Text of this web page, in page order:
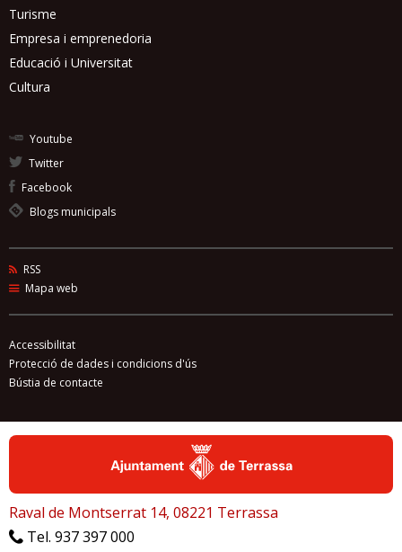
Turisme
Empresa i emprenedoria
Educació i Universitat
Cultura
Youtube
Twitter
Facebook
Blogs municipals
RSS
Mapa web
Accessibilitat
Protecció de dades i condicions d'ús
Bústia de contacte
Raval de Montserrat 14, 08221 Terrassa
Tel. 937 397 000